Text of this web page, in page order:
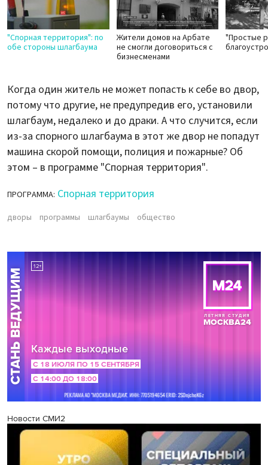
"Спорная территория": по
обе стороны шлагбаума
Жители домов на Арбате
не смогли договориться с
бизнесменами
"Простые
Когда один житель не может попасть к себе во двор,
потому что другие, не предупредив его, установили
шлагбаум, недалеко и до драки. А что случится, если
из-за спорного шлагбаума в этот же двор не попадут
машина скорой помощи, полиция и пожарные? Об
этом – в программе "Спорная территория".
ПРОГРАММА: Спорная территория
дворы программы шлагбаумы общество
Новости СМИ2